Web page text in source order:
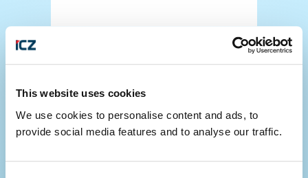
This website uses cookies
We use cookies to personalise content and ads, to
provide social media features and to analyse our traffic.
ICZ DicompassW